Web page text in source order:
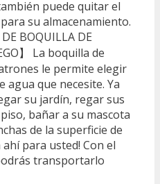
puede quitar el
su almacenamiento.
BOQUILLA DE
】 La boquilla de
le permite elegir
agua que necesite. Ya
su jardín, regar sus
bañar a su mascota
de la superficie de
para usted! Con el
transportarlo